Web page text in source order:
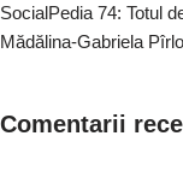
SocialPedia 74: Totul
Mădălina-Gabriela
Comentarii